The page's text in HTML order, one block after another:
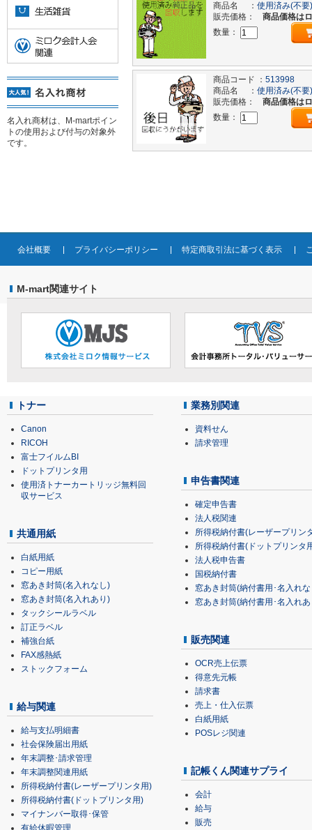
商品名 ： 使用済み(不要
販売価格：
商品価格は
数量：
商品コード ： 513998
商品名 ： 使用済み(不
販売価格：
商品価格は
数量：
名入れ商材は、M-martポイン
トの使用および付与の対象外
です。
会社概要 プライバシーポリシー 特定商取引法に基づく表示
M-mart関連サイト
トナー
Canon
RICOH
富士フイルムBI
ドットプリンタ用
使用済トナーカートリッジ無料回
収サービス
共通用紙
白紙用紙
コピー用紙
窓あき封筒(名入れなし)
窓あき封筒(名入れあり)
タックシールラベル
訂正ラベル
補強台紙
FAX感熱紙
ストックフォーム
給与関連
給与支払明細書
社会保険届出用紙
年末調整･請求管理
年末調整関連用紙
所得税納付書(レーザープリンタ用)
所得税納付書(ドットプリンタ用)
マイナンバー取得･保管
有給休暇管理
業務別関連
資料せん
請求管理
申告書関連
確定申告書
法人税関連
所得税納付書(レーザープリン
所得税納付書(ドットプリンタ
法人税申告書
国税納付書
窓あき封筒(納付書用･名入れ
窓あき封筒(納付書用･名入れ
販売関連
OCR売上伝票
得意先元帳
請求書
売上・仕入伝票
白紙用紙
POSレジ関連
記帳くん関連サプライ
会計
給与
販売